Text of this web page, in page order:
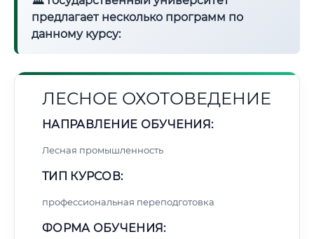
предлагает несколько программ по
данному курсу:
ЛЕСНОЕ ОХОТОВЕДЕНИЕ
НАПРАВЛЕНИЕ ОБУЧЕНИЯ:
Лесная промышленность
ТИП КУРСОВ:
профессиональная переподготовка
ФОРМА ОБУЧЕНИЯ: